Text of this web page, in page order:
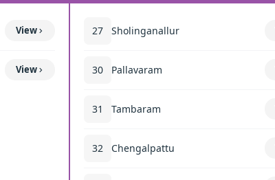
View
View
27 Sholinganallur
30 Pallavaram
31 Tambaram
32 Chengalpattu